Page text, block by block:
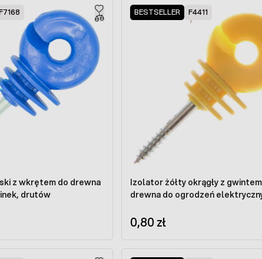
z wkrętem do drewna
drutów
BESTSELLER F4411
Izolator żółty okrągły z
drewna do ogrodzeń
0,80 zł